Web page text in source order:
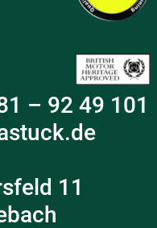
– 92 49 101
11